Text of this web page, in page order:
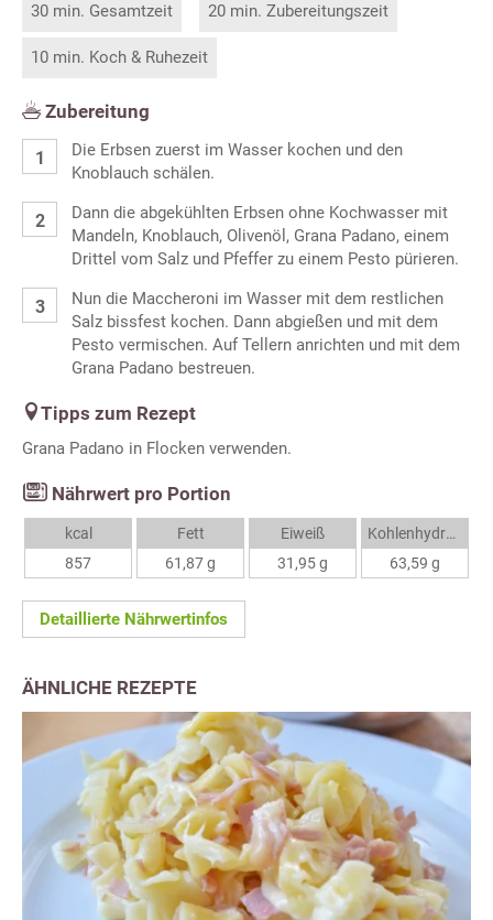
30 min. Gesamtzeit 20 min. Zubereitungszeit
10 min. Koch & Ruhezeit
Zubereitung
Die Erbsen zuerst im Wasser kochen und den
Knoblauch schälen.
Dann die abgekühlten Erbsen ohne Kochwasser mit
Mandeln, Knoblauch, Olivenöl, Grana Padano, einem
Drittel vom Salz und Pfeffer zu einem Pesto pürieren.
Nun die Maccheroni im Wasser mit dem restlichen
Salz bissfest kochen. Dann abgießen und mit dem
Pesto vermischen. Auf Tellern anrichten und mit dem
Grana Padano bestreuen.
Tipps zum Rezept
Grana Padano in Flocken verwenden.
Nährwert pro Portion
kcal
857
Fett
61,87 g
Eiweiß
31,95 g
Kohlenhydrate
63,59 g
Detaillierte Nährwertinfos
ÄHNLICHE REZEPTE